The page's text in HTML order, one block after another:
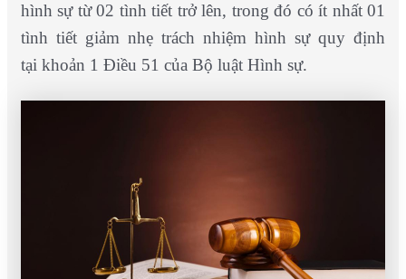
hình sự từ 02 tình tiết trở lên, trong đó có ít nhất 01
tình tiết giảm nhẹ trách nhiệm hình sự quy định
tại khoản 1 Điều 51 của Bộ luật Hình sự.